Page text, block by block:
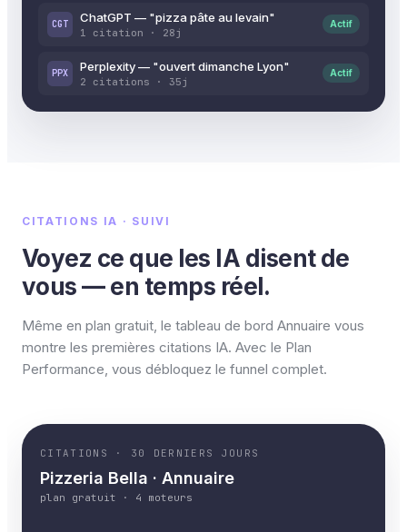
CGT ChatGPT — "pizza pâte au levain"
1 citation · 28j
Actif
PPX Perplexity — "ouvert dimanche Lyon"
2 citations · 35j
Actif
CITATIONS IA · SUIVI
Voyez ce que les IA disent de
vous — en temps réel.
Même en plan gratuit, le tableau de bord Annuaire vous
montre les premières citations IA. Avec le Plan
Performance, vous débloquez le funnel complet.
CITATIONS · 30 DERNIERS JOURS
Pizzeria Bella · Annuaire
plan gratuit · 4 moteurs